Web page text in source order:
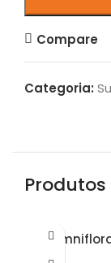
Compare
Categoria: